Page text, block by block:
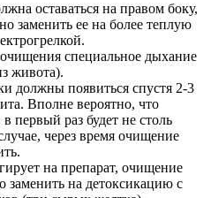
оставаться на правом боку,
заменить ее на более теплую
специальное дыхание
живота).
должны появиться спустя 2-3
Вполне вероятно, что
первый раз будет не столь
через время очищение
на препарат, очищение
заменить на детоксикацию с